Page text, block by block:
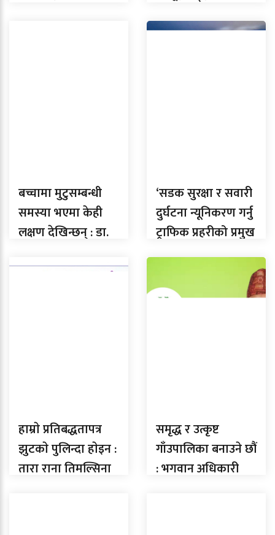
सुर्यमान दोङ
‘लालध्वज’
बच्चामा मुटुसम्बन्धी
समस्या भएमा केही
लक्षण देखिन्छन् : डा.
‘सडक सुरक्षा र सवारी
दुर्घटना न्यूनिकरण गर्नु
ट्राफिक प्रहरीको प्रमुख
जिम्मेवारी ,’ : टाफ्रिक
हाम्राे प्रतिबद्धतापत्र
झुटकाे पुलिन्दा हाेइन :
तारा राना तिमल्सिना
समृद्ध र उत्कृष्ट
गाँउपालिका बनाउने छौं
: भगवान अधिकारी